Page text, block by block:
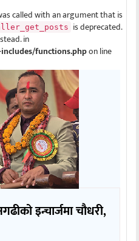
called with an argument that is
is deprecated.
in
functions.phpon line
इन्चार्जमा चौधरी,